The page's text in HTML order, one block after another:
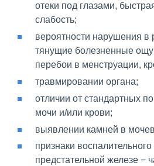
отеки под глазами,
слабость;
вероятности нарушения в
тянущие болезненные
перебои в менструации,
травмировании органа;
отличии от стандартных
мочи и/или крови;
выявлении камней в
признаки
предстательной железе −